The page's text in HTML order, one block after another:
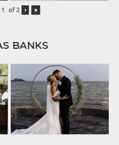
of 2 › »
BANKS